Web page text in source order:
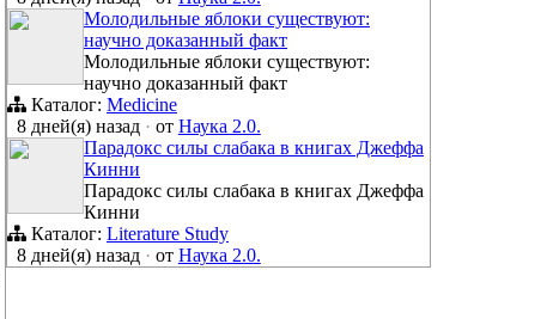
Молодильные яблоки существуют:
научно доказанный факт
Молодильные яблоки существуют:
научно доказанный факт
Каталог: Medicine
8 дней(я) назад · от Наука 2.0.
Парадокс силы слабака в книгах Джеффа
Кинни
Парадокс силы слабака в книгах Джеффа
Кинни
Каталог: Literature Study
8 дней(я) назад · от Наука 2.0.